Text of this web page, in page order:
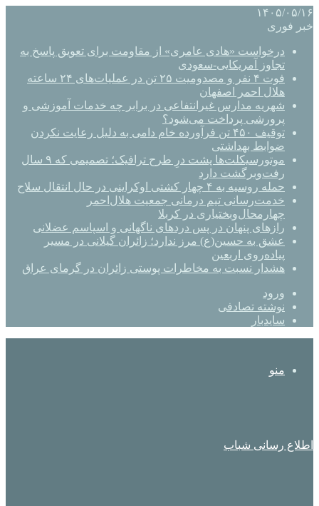
۱۴۰۵/۰۵/۱۶
خبر فوری
درخواست «هادی عامری» از مقاومت برای تعویق پاسخ به
تجاوز آمریکایی-سعودی
فوت ۴ نفر و مصدومیت ۲۵ تن در عملیات‌های ۲۴ ساعته
هلال احمر اصفهان
شهریه مدارس غیرانتفاعی در برابر چه خدمات آموزشی و
پرورشی پرداخت می‌شود؟
توقیف ۴۵۰ تن فرآورده خام دامی به دلیل رعایت نکردن
ضوابط بهداشتی
موتورسیکلت‌ها پشت درِ طرح ترافیک؛ تصمیمی که ۹ سال
رفت‌وبرگشت دارد
حمله روسیه به ۴ چهار کشتی اوکراینی در حال انتقال سلاح
خدمت‌رسانی تیم درمانی جمعیت هلال‌احمر
چهارمحال‌وبختیاری در کربلا
رازهای پنهان در پس دردهای ناگهانی و اسپاسم عضلانی
عشق به حسین(ع) مرز ندارد؛ زائران گیلانی در مسیر
پیاده‌روی اربعین
هشدار نسبت به مخاطرات پوستی زائران در گرمای عراق
ورود
نوشته تصادفی
سایدبار
منو
اطلاع رسانی شباب